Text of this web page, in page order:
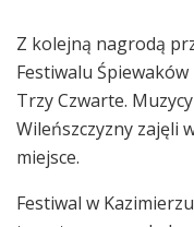
Z kolejną nagrodą
Festiwalu Śpiewaków
Trzy Czwarte.
Wileńszczyzny zajęli
miejsce.
Festiwal w